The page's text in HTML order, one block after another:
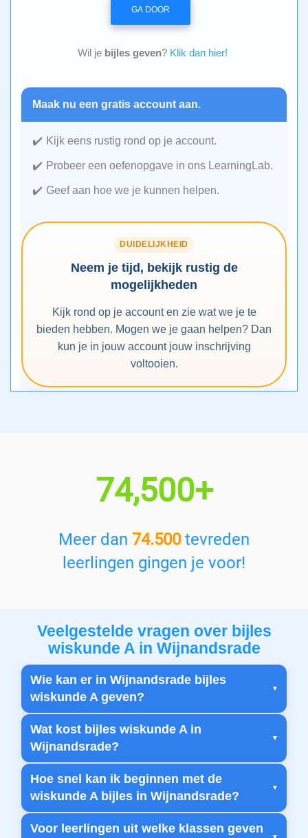
GA DOOR
Wil je bijles geven? Klik dan hier!
Maak nu een gratis account aan.
Kijk eens rustig rond op je account.
Probeer een oefenopgave in ons LearningLab.
Geef aan hoe we je kunnen helpen.
DUIDELIJKHEID
Neem je tijd, bekijk rustig de
mogelijkheden
Kijk rond op je account en zie wat we je te
bieden hebben. Mogen we je gaan helpen? Dan
kun je in jouw account jouw inschrijving
voltooien.
74,500+
Meer dan 74.500tevreden
leerlingen gingen je voor!
Veelgestelde vragen over bijles
wiskunde A in Wijnandsrade
Wie kan er in Wijnandsrade bijles
wiskunde A geven?
Wat kost bijles wiskunde A in
Wijnandsrade?
Hoe snel kan ik beginnen met de
wiskunde A bijles in Wijnandsrade?
Voor leerlingen uit welke klassen geven